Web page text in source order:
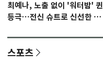
최예나, 노출 없이 '워터밤' 퀸
등극…전신 슈트로 신선한 충
스포츠